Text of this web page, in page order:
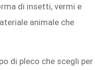
di insetti, vermi e
animale che
di pleco che scegli per